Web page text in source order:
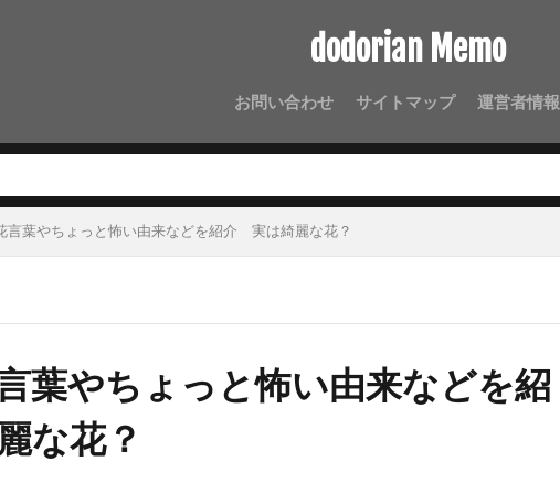
dodorian Memo
お問い合わせ サイトマップ 運営者情報
葉やちょっと怖い由来などを紹介 実は綺麗な花？
葉やちょっと怖い由来などを紹
な花？